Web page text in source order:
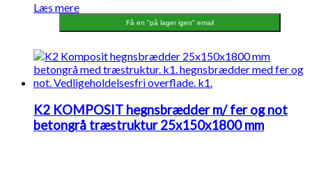
hegnsbrædder
m/
og
not
gråsort
25x150x1800
mm
Læs mere
Få en "på lager igen" email
K2 KOMPOSIT hegnsbrædder m/ fer og not
betongrå træstruktur 25x150x1800 mm